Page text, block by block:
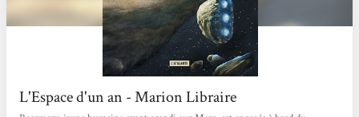
L'Espace d'un an - Marion Libraire